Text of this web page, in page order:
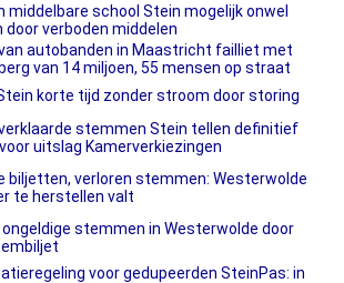
middelbare school Stein mogelijk onwel
door verboden middelen
autobanden in Maastricht failliet met
van 14 miljoen, 55 mensen op straat
korte tijd zonder stroom door storing
stemmen Stein tellen definitief
uitslag Kamerverkiezingen
biljetten, verloren stemmen: Westerwolde
te herstellen valt
ongeldige stemmen in Westerwolde door
voor gedupeerden SteinPas: in